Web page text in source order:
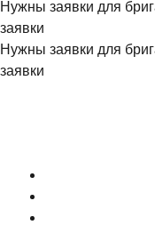
Нужны заявки для
заявки
Нужны заявки для
заявки